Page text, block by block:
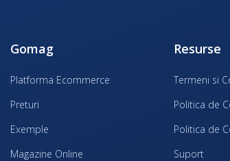
Gomag
Platforma Ecommerce
Preturi
Exemple
Magazine Online
Resurse
Termeni si
Politica de
Politica de
Suport